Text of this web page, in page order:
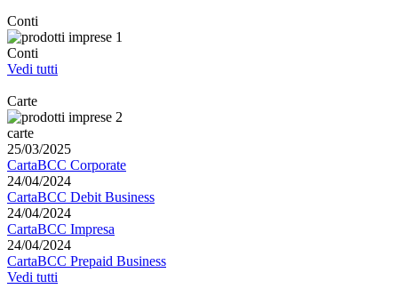
Conti
Conti
Vedi tutti
Carte
carte
25/03/2025
CartaBCC Corporate
24/04/2024
CartaBCC Debit Business
24/04/2024
CartaBCC Impresa
24/04/2024
CartaBCC Prepaid Business
Vedi tutti